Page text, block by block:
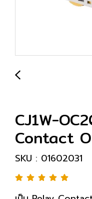
CJ1W-
Contact
SKU : 01602031